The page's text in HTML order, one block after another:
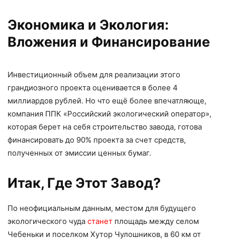
Экономика и Экология:
Вложения и Финансирование
Инвестиционный объем для реализации этого
грандиозного проекта оценивается в более 4
миллиардов рублей. Но что ещё более впечатляюще,
компания ППК «Российский экологический оператор»,
которая берет на себя строительство завода, готова
финансировать до 90% проекта за счет средств,
полученных от эмиссии ценных бумаг.
Итак, Где Этот Завод?
По неофициальным данным, местом для будущего
экологического чуда станет площадь между селом
Чебеньки и поселком Хутор Чулошников, в 60 км от